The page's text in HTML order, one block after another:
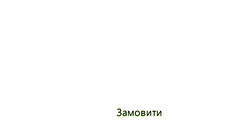
Замовити